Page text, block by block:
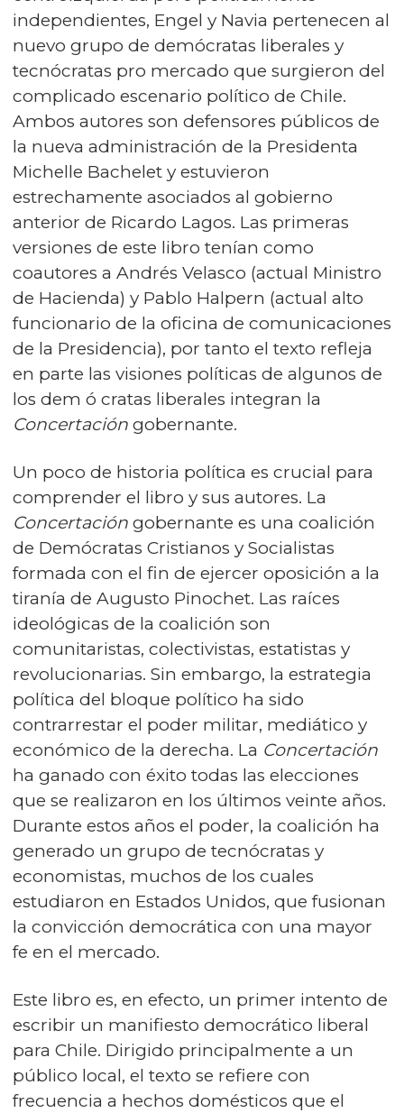
independientes, Engel y Navia pertenecen al
nuevo grupo de demócratas liberales y
tecnócratas pro mercado que surgieron del
complicado escenario político de Chile.
Ambos autores son defensores públicos de
la nueva administración de la Presidenta
Michelle Bachelet y estuvieron
estrechamente asociados al gobierno
anterior de Ricardo Lagos. Las primeras
versiones de este libro tenían como
coautores a Andrés Velasco (actual Ministro
de Hacienda) y Pablo Halpern (actual alto
funcionario de la oficina de comunicaciones
de la Presidencia), por tanto el texto refleja
en parte las visiones políticas de algunos de
los dem ó cratas liberales integran la
Concertación gobernante.
Un poco de historia política es crucial para
comprender el libro y sus autores. La
Concertación gobernante es una coalición
de Demócratas Cristianos y Socialistas
formada con el fin de ejercer oposición a la
tiranía de Augusto Pinochet. Las raíces
ideológicas de la coalición son
comunitaristas, colectivistas, estatistas y
revolucionarias. Sin embargo, la estrategia
política del bloque político ha sido
contrarrestar el poder militar, mediático y
económico de la derecha. La Concertación
ha ganado con éxito todas las elecciones
que se realizaron en los últimos veinte años.
Durante estos años el poder, la coalición ha
generado un grupo de tecnócratas y
economistas, muchos de los cuales
estudiaron en Estados Unidos, que fusionan
la convicción democrática con una mayor
fe en el mercado.
Este libro es, en efecto, un primer intento de
escribir un manifiesto democrático liberal
para Chile. Dirigido principalmente a un
público local, el texto se refiere con
frecuencia a hechos domésticos que el